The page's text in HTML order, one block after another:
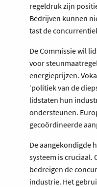
regeldruk zijn
Bedrijven kunnen
tast de
De Commissie wil
voor
energieprijzen.
‘politiek van de
lidstaten hun
ondersteunen.
gecoördineerde
De aangekondigde
systeem is cruciaal.
bedreigen de
industrie. Het